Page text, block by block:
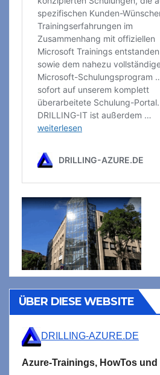
ÜBER DIESE WEBSITE
DRILLING-AZURE.DE
Azure-Trainings, HowTos